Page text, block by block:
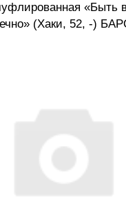
«Быть
(Хаки, 52, -)